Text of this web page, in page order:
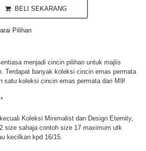
BELI SEKARANG
Pilihan
menjadi cincin pilihan untuk majlis
Terdapat banyak koleksi cincin emas permata
satu koleksi cincin emas permata dari M9!
Koleksi Minimalist dan Design Eternity,
size sahaja contoh size 17 maximum utk
kecilkan kpd 16/15.